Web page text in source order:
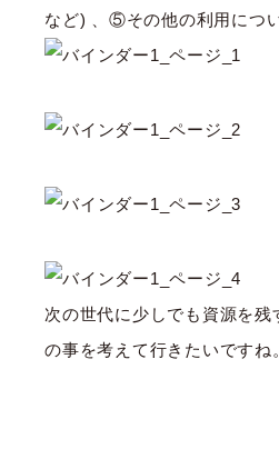
など) 、⑤その他の利用につ
次の世代に少しでも資源を残
の事を考えて行きたいですね。